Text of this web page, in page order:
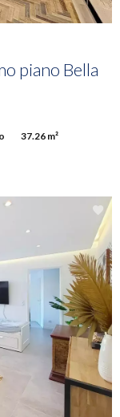
piano Bella
37.26 m²